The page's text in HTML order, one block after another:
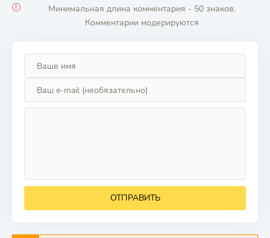
Минимальная длина комментария - 50 знаков.
Комментарии модерируются
ОТПРАВИТЬ